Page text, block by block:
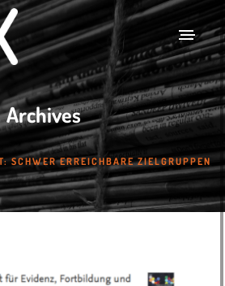
Archives
SCHWER ERREICHBARE ZIELGRUPPEN